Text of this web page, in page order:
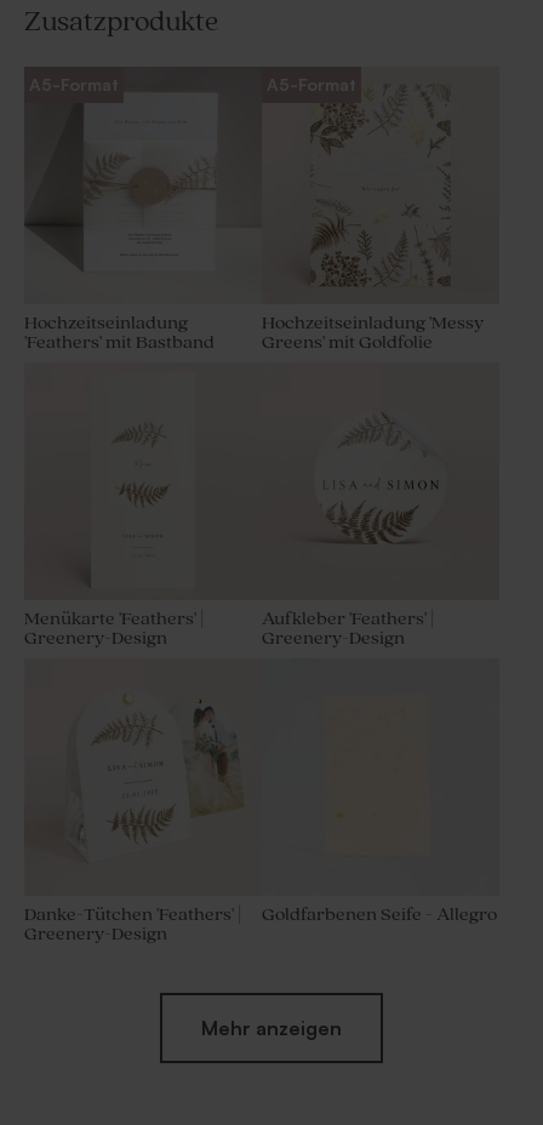
Zusatzprodukte
A5-Format
Hochzeitseinladung
'Feathers' mit Bastband
A5-Format
Hochzeitseinladung 'Messy
Greens' mit Goldfolie
Menükarte 'Feathers' |
Greenery-Design
Aufkleber 'Feathers' |
Greenery-Design
Danke-Tütchen 'Feathers' |
Greenery-Design
Goldfarbenen Seife - Allegro
Mehr anzeigen